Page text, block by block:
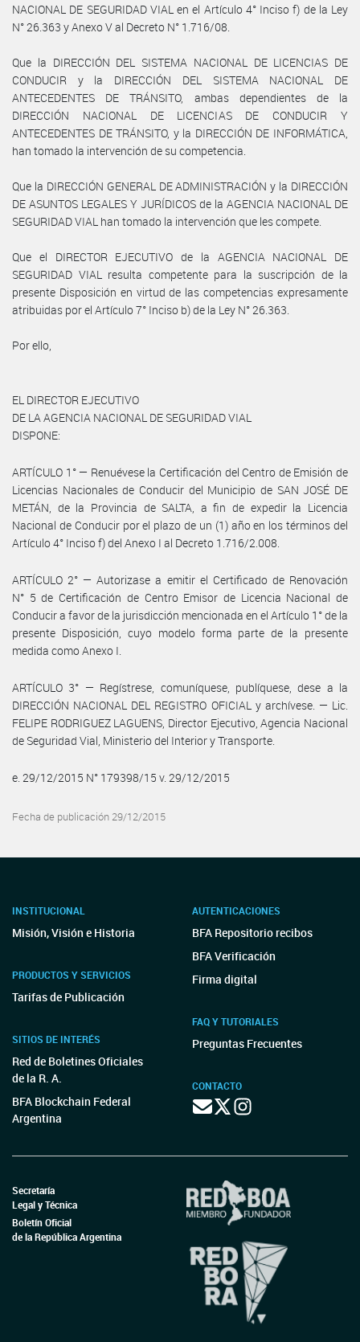
NACIONAL DE SEGURIDAD VIAL en el Artículo 4° Inciso f) de la Ley
N° 26.363 y Anexo V al Decreto N° 1.716/08.
Que la DIRECCIÓN DEL SISTEMA NACIONAL DE LICENCIAS DE
CONDUCIR y la DIRECCIÓN DEL SISTEMA NACIONAL DE
ANTECEDENTES DE TRÁNSITO, ambas dependientes de la
DIRECCIÓN NACIONAL DE LICENCIAS DE CONDUCIR Y
ANTECEDENTES DE TRÁNSITO, y la DIRECCIÓN DE INFORMÁTICA,
han tomado la intervención de su competencia.
Que la DIRECCIÓN GENERAL DE ADMINISTRACIÓN y la DIRECCIÓN
DE ASUNTOS LEGALES Y JURÍDICOS de la AGENCIA NACIONAL DE
SEGURIDAD VIAL han tomado la intervención que les compete.
Que el DIRECTOR EJECUTIVO de la AGENCIA NACIONAL DE
SEGURIDAD VIAL resulta competente para la suscripción de la
presente Disposición en virtud de las competencias expresamente
atribuidas por el Artículo 7° Inciso b) de la Ley N° 26.363.
Por ello,
EL DIRECTOR EJECUTIVO
DE LA AGENCIA NACIONAL DE SEGURIDAD VIAL
DISPONE:
ARTÍCULO 1° — Renuévese la Certificación del Centro de Emisión de
Licencias Nacionales de Conducir del Municipio de SAN JOSÉ DE
METÁN, de la Provincia de SALTA, a fin de expedir la Licencia
Nacional de Conducir por el plazo de un (1) año en los términos del
Artículo 4° Inciso f) del Anexo I al Decreto 1.716/2.008.
ARTÍCULO 2° — Autorizase a emitir el Certificado de Renovación
N° 5 de Certificación de Centro Emisor de Licencia Nacional de
Conducir a favor de la jurisdicción mencionada en el Artículo 1° de la
presente Disposición, cuyo modelo forma parte de la presente
medida como Anexo I.
ARTÍCULO 3° — Regístrese, comuníquese, publíquese, dese a la
DIRECCIÓN NACIONAL DEL REGISTRO OFICIAL y archívese. — Lic.
FELIPE RODRIGUEZ LAGUENS, Director Ejecutivo, Agencia Nacional
de Seguridad Vial, Ministerio del Interior y Transporte.
e. 29/12/2015 N° 179398/15 v. 29/12/2015
Fecha de publicación 29/12/2015
INSTITUCIONAL
Misión, Visión e Historia
PRODUCTOS Y SERVICIOS
Tarifas de Publicación
SITIOS DE INTERÉS
Red de Boletines Oficiales
de la R. A.
BFA Blockchain Federal
Argentina
AUTENTICACIONES
BFA Repositorio recibos
BFA Verificación
Firma digital
FAQ Y TUTORIALES
Preguntas Frecuentes
CONTACTO
Secretaría
Legal y Técnica
Boletín Oficial
de la República Argentina